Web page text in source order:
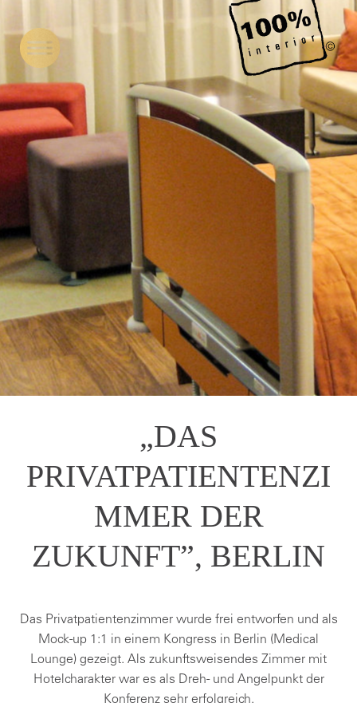
„DAS
PRIVATPATIENTENZI
MMER DER
ZUKUNFT”, BERLIN
Das Privatpatientenzimmer wurde frei entworfen und als
Mock-up 1:1 in einem Kongress in Berlin (Medical
Lounge) gezeigt. Als zukunftsweisendes Zimmer mit
Hotelcharakter war es als Dreh- und Angelpunkt der
Konferenz sehr erfolgreich.